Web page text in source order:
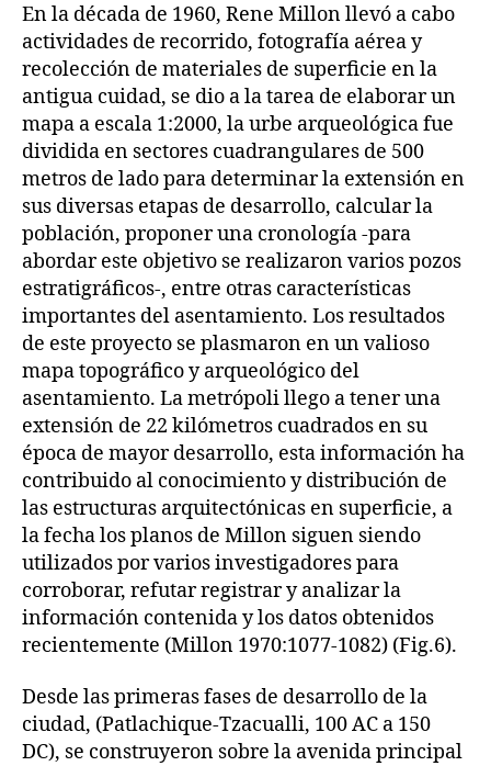
En la década de 1960, Rene Millon llevó a cabo
actividades de recorrido, fotografía aérea y
recolección de materiales de superficie en la
antigua cuidad, se dio a la tarea de elaborar un
mapa a escala 1:2000, la urbe arqueológica fue
dividida en sectores cuadrangulares de 500
metros de lado para determinar la extensión en
sus diversas etapas de desarrollo, calcular la
población, proponer una cronología -para
abordar este objetivo se realizaron varios pozos
estratigráficos-, entre otras características
importantes del asentamiento. Los resultados
de este proyecto se plasmaron en un valioso
mapa topográfico y arqueológico del
asentamiento. La metrópoli llego a tener una
extensión de 22 kilómetros cuadrados en su
época de mayor desarrollo, esta información ha
contribuido al conocimiento y distribución de
las estructuras arquitectónicas en superficie, a
la fecha los planos de Millon siguen siendo
utilizados por varios investigadores para
corroborar, refutar registrar y analizar la
información contenida y los datos obtenidos
recientemente (Millon 1970:1077-1082) (Fig.6).
Desde las primeras fases de desarrollo de la
ciudad, (Patlachique-Tzacualli, 100 AC a 150
DC), se construyeron sobre la avenida principal